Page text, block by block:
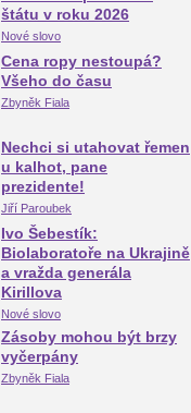
štátu v roku 2026
Nové slovo
Cena ropy nestoupá?
Všeho do času
Zbyněk Fiala
Nechci si utahovat řemen
u kalhot, pane
prezidente!
Jiří Paroubek
Ivo Šebestík:
Biolaboratoře na Ukrajině
a vražda generála
Kirillova
Nové slovo
Zásoby mohou být brzy
vyčerpány
Zbyněk Fiala